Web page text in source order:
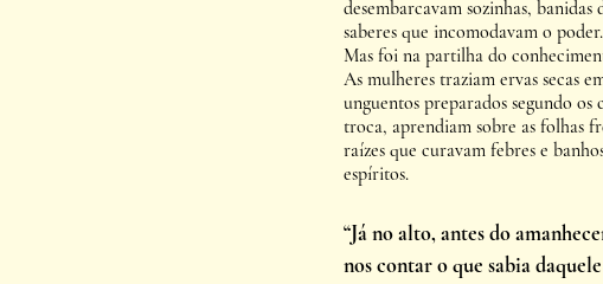
desembarcavam sozinhas,
saberes que incomodavam o poder.
Mas foi na partilha do
As mulheres traziam ervas secas
unguentos preparados segundo os
troca, aprendiam sobre as folhas
raízes que curavam febres e
espíritos.
“Já no alto, antes do
nos contar o que sabia